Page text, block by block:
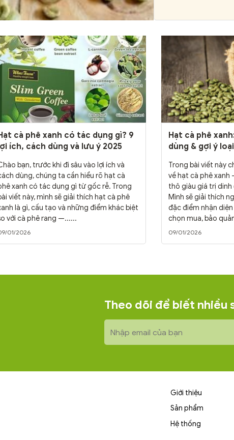
cà phê xanh có tác dụng gì? 9
ích, cách dùng và lưu ý 2025
bạn, trước khi đi sâu vào lợi ích và
dùng, chúng ta cần hiểu rõ hạt cà
xanh có tác dụng gì từ gốc rễ. Trong
viết này, mình sẽ giải thích hạt cà phê
là gì, cấu tạo và những điểm khác biệt
với cà phê rang —......
01/2026
Hạt cà phê
dùng & gợi ý
Trong bài viết này
về hạt cà phê xanh
thô giàu giá trị
Mình sẽ giải thích
đặc điểm nhận
chọn mua, bảo
cách......
09/01/2026
Theo dõi để biết nhiều
Giới thiệu
Sản phẩm
Hệ thống